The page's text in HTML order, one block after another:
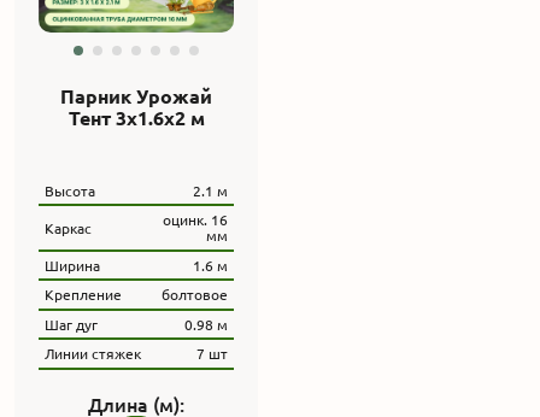
Парник Урожай
Тент 3x1.6x2 м
Высота 2.1 м
Каркас
оцинк. 16
мм
Ширина
1.6 м
Крепление
болтовое
Шаг дуг
0.98 м
Линии стяжек
7 шт
Длина (м):